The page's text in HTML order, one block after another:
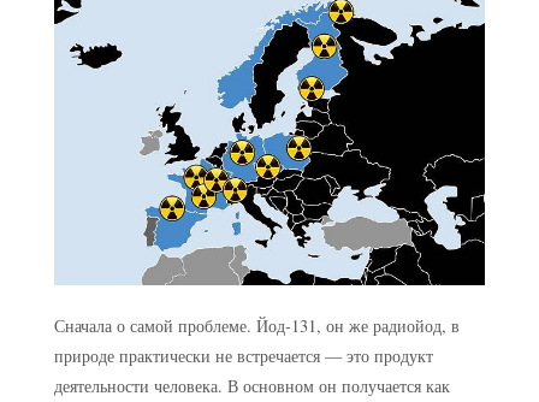
Сначала о самой проблеме. Йод-131, он же радиойод, в
природе практически не встречается — это продукт
деятельности человека. В основном он получается как